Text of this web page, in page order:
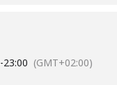
-23:00 (GMT+02:00)